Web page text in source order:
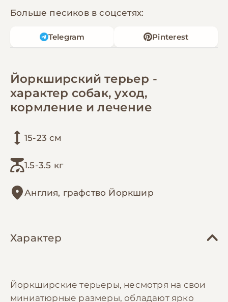
Больше песиков в соцсетях:
Telegram Pinterest
Йоркширский терьер -
характер собак, уход,
кормление и лечение
15-23 см
1.5-3.5 кг
Англия, графство Йоркшир
Характер
Йоркширские терьеры, несмотря на свои
миниатюрные размеры, обладают ярко